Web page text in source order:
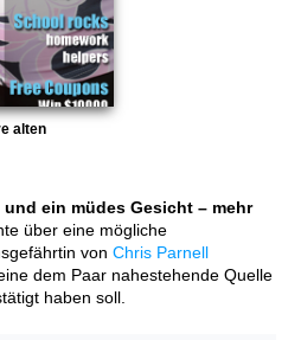
alten
ein müdes Gesicht – mehr
über eine mögliche
von Chris Parnell
dem Paar nahestehende Quelle
haben soll.